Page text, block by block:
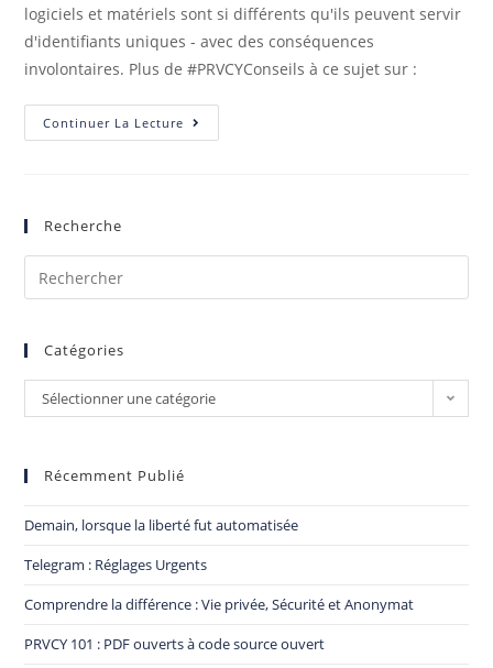
logiciels et matériels sont si différents qu'ils peuvent servir
d'identifiants uniques - avec des conséquences
involontaires. Plus de #PRVCYConseils à ce sujet sur :
Continuer La Lecture
Recherche
Catégories
Sélectionner une catégorie
Récemment Publié
Demain, lorsque la liberté fut automatisée
Telegram : Réglages Urgents
Comprendre la différence : Vie privée, Sécurité et Anonymat
PRVCY 101 : PDF ouverts à code source ouvert